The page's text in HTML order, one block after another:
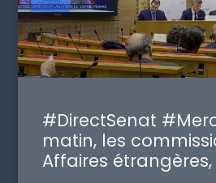
#DirectSenat
matin, les
Affaires étrangères,